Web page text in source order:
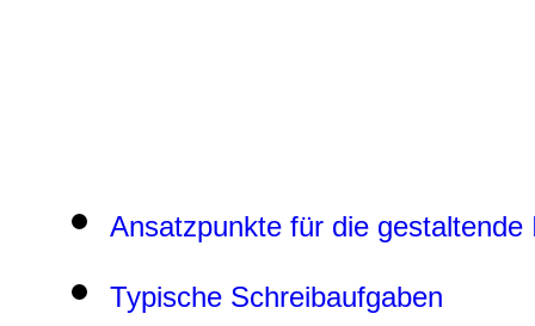
Ansatzpunkte für die gestaltende
Typische Schreibaufgaben